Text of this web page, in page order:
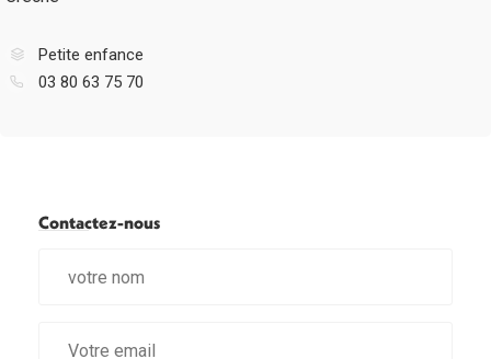
Petite enfance
03 80 63 75 70
Contactez-nous